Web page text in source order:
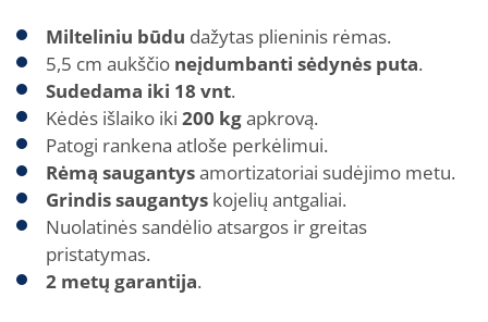
Milteliniu būdu dažytas plieninis rėmas.
5,5 cm aukščio neįdumbanti sėdynės puta.
Sudedama iki 18 vnt.
Kėdės išlaiko iki 200 kgapkrovą.
Patogi rankena atloše perkėlimui.
Rėmą saugantysamortizatoriai sudėjimo metu.
Grindis saugantys kojelių antgaliai.
Nuolatinės sandėlio atsargos ir greitas
pristatymas.
2 metų garantija.